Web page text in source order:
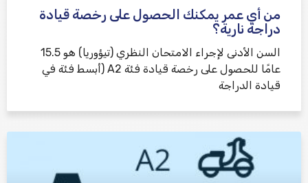
من أي عمر يمكنك الحصول على رخصة قيادة
دراجة نارية؟
السن الأدنى لإجراء الامتحان النظري (تيؤوريا) هو 15.5
عامًا للحصول على رخصة قيادة فئة A2 (أبسط فئة في
قيادة الدراجة